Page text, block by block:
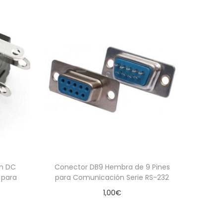
DC
Conector DB9 Hembra de 9 Pines
para Comunicación Serie RS-232
1,00€